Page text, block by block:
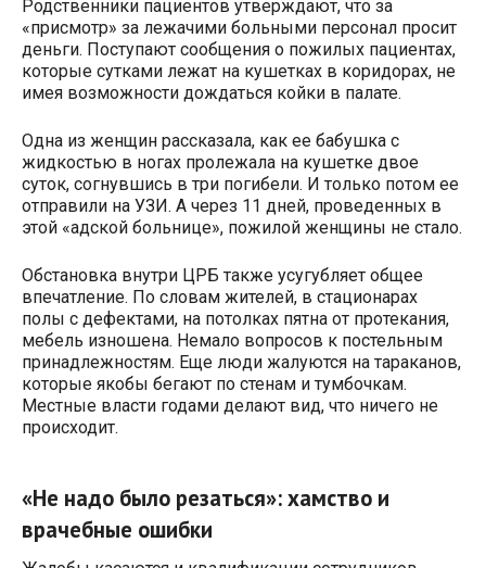
Родственники пациентов утверждают, что за
«присмотр» за лежачими больными персонал просит
деньги. Поступают сообщения о пожилых пациентах,
которые сутками лежат на кушетках в коридорах, не
имея возможности дождаться койки в палате.
Одна из женщин рассказала, как ее бабушка с
жидкостью в ногах пролежала на кушетке двое
суток, согнувшись в три погибели. И только потом ее
отправили на УЗИ. А через 11 дней, проведенных в
этой «адской больнице», пожилой женщины не стало.
Обстановка внутри ЦРБ также усугубляет общее
впечатление. По словам жителей, в стационарах
полы с дефектами, на потолках пятна от протекания,
мебель изношена. Немало вопросов к постельным
принадлежностям. Еще люди жалуются на тараканов,
которые якобы бегают по стенам и тумбочкам.
Местные власти годами делают вид, что ничего не
происходит.
«Не надо было резаться»: хамство и
врачебные ошибки